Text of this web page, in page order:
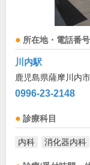
所在地・電話番号
川内駅
鹿児島県薩摩川内
0996-23-2148
診療科目
内科 消化器内科